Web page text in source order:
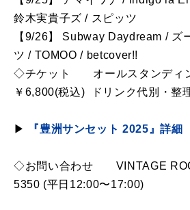
鈴木実貴子ズ / スピッツ
【9/26】 Subway Daydream / ズ
ツ / TOMOO / betcover!!
◇チケット オールスタンディ
￥6,800(税込) ドリンク代別・整
▶︎ 『豊洲サンセット 2025 』詳細
◇お問い合わせ VINTAGE
5350 (平日12:00〜17:00)